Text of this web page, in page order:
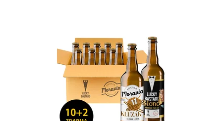
Bastard. Dostanete 12 lahví piva Moravia a Lucky...